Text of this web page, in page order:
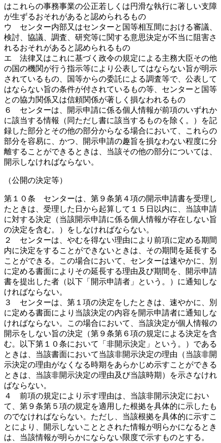
はこれらの事務事業の公正若しくは円滑な執行に著しい支障
が生ずるおそれがあると認められるもの
ウ センター内部又はセンターと国等相互間における審議、
検討、協議、調査、研究等に関する意思決定が不当に阻害さ
れるおそれがあると認められるもの
エ 法律又はこれに基づく政令の規定による主務大臣その他
の国の機関が行う指示等により公表してはならない旨が明示
されているもの、国等からの委託による調査等で、公表して
はならない旨の条件が付されているもの等、センターと国等
との協力関係又は信頼関係が著しく損なわれるもの
６ センターは、開示申請に係る個人情報が前項のいずれか
に該当する情報（同ただし書に該当するものを除く。）を記
録した部分とその他の部分からなる場合において、これらの
部分を容易に、かつ、開示申請の趣旨を損なわない程度に分
離することができるときは、当該その他の部分については、
開示しなければならない。
（公開の決定等）
第１０条 センターは、第９条第４項の開示申請書を受理し
たときは、受理した日から起算して１５日以内に、当該申請
に対する決定（当該開示申請に係る個人情報が存在しない旨
の決定を含む。）をしなければならない。
２ センターは、やむを得ない理由により前項に定める期間
内に決定をすることができないときは、その期間を延長する
ことができる。この場合において、センターは速やかに、別
に定める書面によりその延長する理由及び期間を、開示申請
書を提出した者（以下「開示申請者」という。）に通知しな
ければならない。
３ センターは、第１項の決定をしたときは、速やかに、別
に定める書面により当該決定の内容を開示申請者に通知しな
ければならない。この場合において、当該決定が個人情報の
開示をしない旨の決定（第９条第６項の規定による決定を含
む。以下第１０条において「非開示決定」という。）である
ときは、当該書面において当該非開示決定の理由（当該非開
示決定の理由がなくなる時期をあらかじめ示すことができる
ときは、当該非開示決定の理由及び当該時期）を示さなけれ
ばならない。
４ 前項の規定により示す理由は、当該非開示決定におい
て、第９条第５項の規定を適用した根拠を具体的に示したも
のでなければならない。ただし、当該根拠を具体的に示すこ
とにより、開示しないこととされた情報が明らかになるとき
は、当該情報が明らかにならない限度で示すものとする。